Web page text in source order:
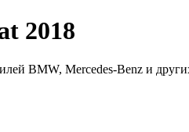
2018
BMW, Mercedes-Benz и